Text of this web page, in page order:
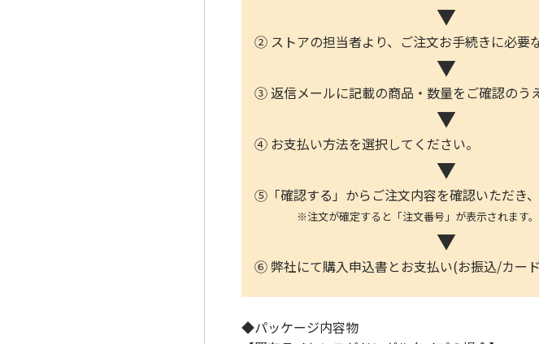
▼
② ストアの担当者より、ご注文お手続きに必要
▼
③ 返信メールに記載の商品・数量をご確認のう
▼
④ お支払い方法を選択してください。
▼
⑤「確認する」からご注文内容を確認いただき
※注文が確定すると「注文番号」が表示されます。
▼
⑥ 弊社にて購入申込書とお支払い(お振込/カー
◆パッケージ内容物